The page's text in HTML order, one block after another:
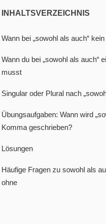
INHALTSVERZEICHNIS
Wann bei „sowohl als auch“
Wann du bei „sowohl als auch“
musst
Singular oder Plural nach
Übungsaufgaben: Wann wird
Komma geschrieben?
Lösungen
Häufige Fragen zu sowohl als
ohne